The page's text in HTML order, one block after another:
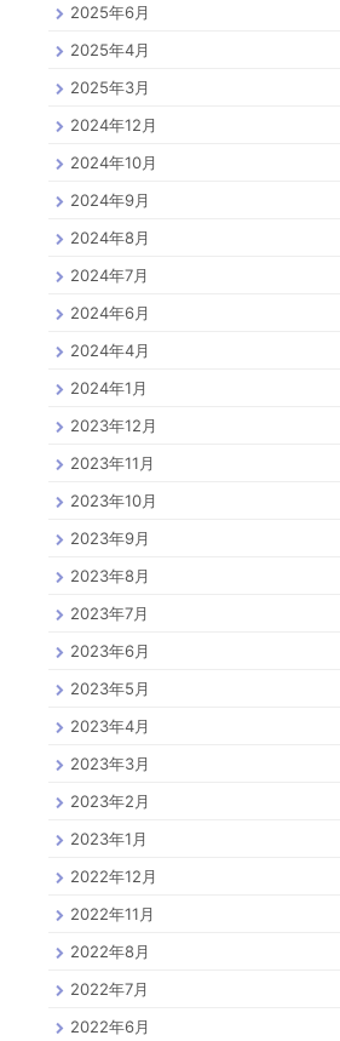
2025年6月
2025年4月
2025年3月
2024年12月
2024年10月
2024年9月
2024年8月
2024年7月
2024年6月
2024年4月
2024年1月
2023年12月
2023年11月
2023年10月
2023年9月
2023年8月
2023年7月
2023年6月
2023年5月
2023年4月
2023年3月
2023年2月
2023年1月
2022年12月
2022年11月
2022年8月
2022年7月
2022年6月